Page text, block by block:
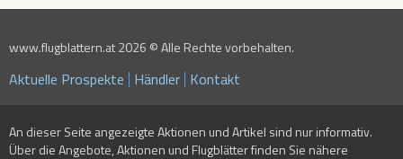
www.flugblattern.at 2026 © Alle Rechte vorbehalten.
Aktuelle Prospekte Händler Kontakt
An dieser Seite angezeigte Aktionen und Artikel sind nur informativ.
Über die Angebote, Aktionen und Flugblätter finden Sie nähere